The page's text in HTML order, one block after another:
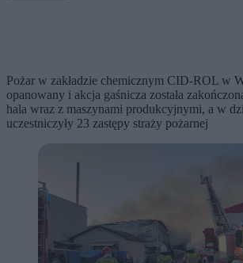
Pożar w zakładzie chemicznym CID-ROL w
opanowany i akcja gaśnicza została
hala wraz z maszynami produkcyjnymi, a w
uczestniczyły 23 zastępy straży pożarnej